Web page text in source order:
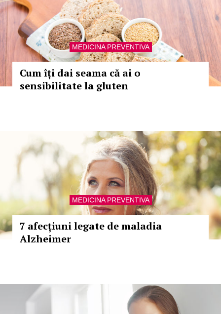
MEDICINA PREVENTIVA
Cum îți dai seama că ai o
sensibilitate la gluten
MEDICINA PREVENTIVA
7 afecțiuni legate de maladia
Alzheimer